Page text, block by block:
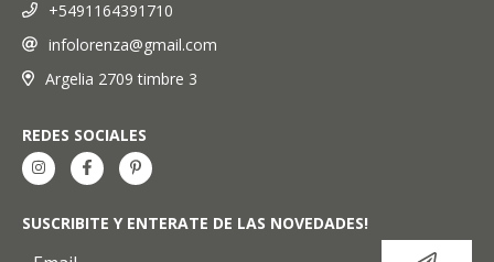
+5491164391710
infolorenza@gmail.com
Argelia 2709 timbre 3
REDES SOCIALES
SUSCRIBITE Y ENTERATE DE LAS NOVEDADES!